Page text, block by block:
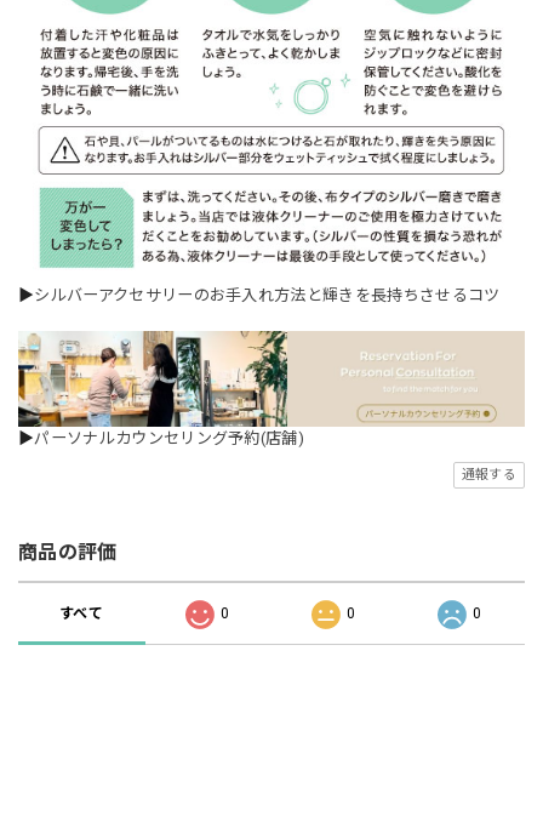
▶シルバーアクセサリーのお手入れ方法と輝きを長持ちさせるコツ
▶パーソナルカウンセリング予約(店舗)
通報する
商品の評価
すべて 0 0 0